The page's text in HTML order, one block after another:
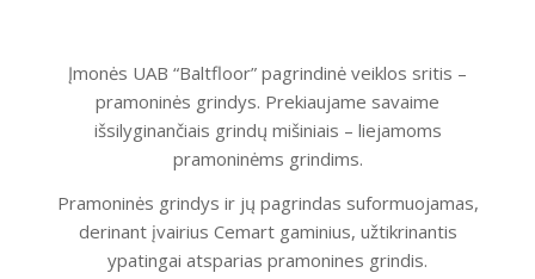
Įmonės UAB “Baltfloor” pagrindinė veiklos sritis –
pramoninės grindys. Prekiaujame savaime
išsilyginančiais grindų mišiniais – liejamoms
pramoninėms grindims.
Pramoninės grindys ir jų pagrindas suformuojamas,
derinant įvairius Cemart gaminius, užtikrinantis
ypatingai atsparias pramonines grindis.